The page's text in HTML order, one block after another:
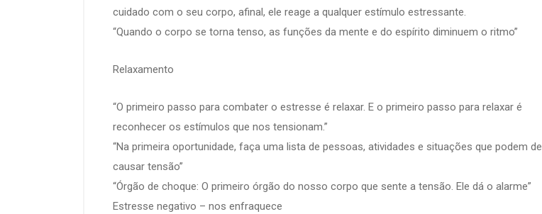
cuidado com o seu corpo, afinal, ele reage a qualquer estímulo estressante.
“Quando o corpo se torna tenso, as funções da mente e do espírito diminuem o ritmo”
Relaxamento
“O primeiro passo para combater o estresse é relaxar. E o primeiro passo para relaxar é
reconhecer os estímulos que nos tensionam.”
“Na primeira oportunidade, faça uma lista de pessoas, atividades e situações que podem de
causar tensão”
“Órgão de choque: O primeiro órgão do nosso corpo que sente a tensão. Ele dá o alarme”
Estresse negativo – nos enfraquece